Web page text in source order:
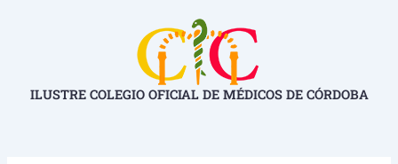
ILUSTRE COLEGIO OFICIAL DE MÉDICOS DE CÓRDOBA